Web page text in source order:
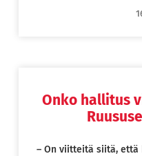
Onko hallitus
– On viitteitä siitä, että